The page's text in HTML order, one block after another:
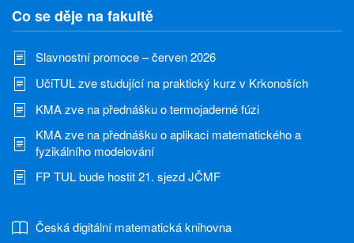
Co se děje na fakultě
Slavnostní promoce – červen 2026
UčiTUL zve studující na praktický kurz v Krkonoších
KMA zve na přednášku o termojaderné fúzi
KMA zve na přednášku o aplikaci matematického a
fyzikálního modelování
FP TUL bude hostit 21. sjezd JČMF
Česká digitální matematická knihovna